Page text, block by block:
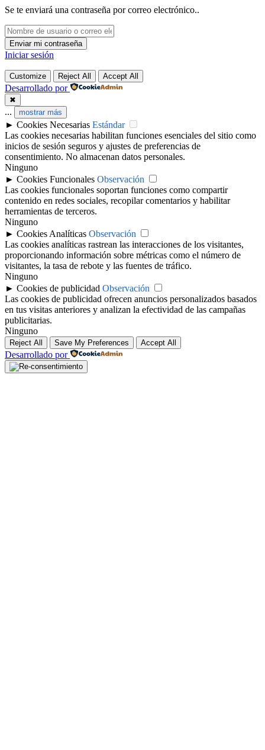
Se te enviará una contraseña por correo electrónico..
Iniciar sesión
Customize Reject All Accept All
Desarrollado por
✖
... mostrar más
► Cookies Necesarias Estándar
Las cookies necesarias habilitan funciones esenciales del sitio como
inicios de sesión seguros y ajustes de preferencias de
consentimiento. No almacenan datos personales.
Ninguno
► Cookies Funcionales Observación
Las cookies funcionales soportan funciones como compartir
contenido en redes sociales, recopilar comentarios y habilitar
herramientas de terceros.
Ninguno
► Cookies Analíticas Observación
Las cookies analíticas rastrean las interacciones de los visitantes,
proporcionando información sobre métricas como el número de
visitantes, la tasa de rebote y las fuentes de tráfico.
Ninguno
► Cookies de publicidad Observación
Las cookies de publicidad ofrecen anuncios personalizados basados
en tus visitas anteriores y analizan la efectividad de las campañas
publicitarias.
Ninguno
Reject All Save My Preferences Accept All
Desarrollado por